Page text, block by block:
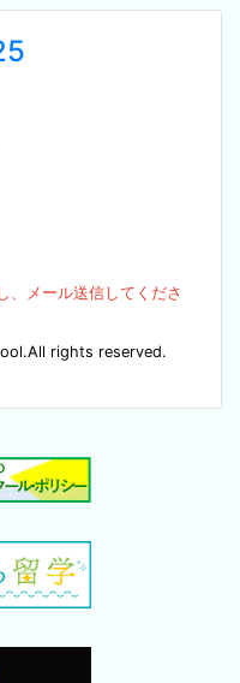
、メール送信してくださ
rights reserved.